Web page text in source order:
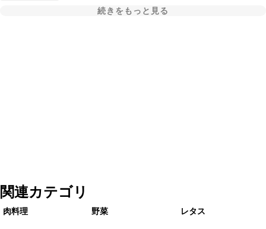
続きをもっと見る
関連カテゴリ
肉料理 野菜 レタス